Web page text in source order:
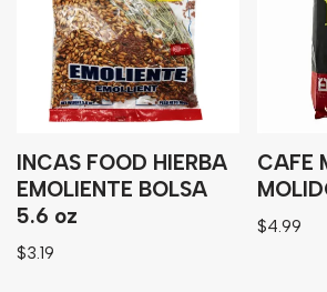
INCAS FOOD HIERBA
EMOLIENTE BOLSA
5.6 oz
$3.19
CAFE
$4.99